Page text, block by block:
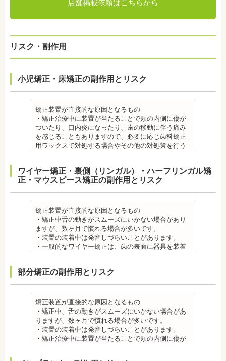
店舗掲載依頼はこちらから
リスク・副作用
小児矯正・床矯正の副作用とリスク
矯正装置が直接的な原因となるもの
・矯正治療中に装置が当たることで頬の内側に傷が
ついたり、口内炎になったり、歯の移動に伴う痛み
を感じることもありますので、必要に応じ歯科矯正
用ワックスで対処する場合やその他の対処策を行う
が、数ヶ月で慣れることが多いです。
・装置の装着中は発音しづらいことがあります。
・矯正装置を装着した直後や、ワイヤーを交換した
直後に痛みを感じることがありますが、数日でおさ
まる場合が多いです。また、冷たいものを飲んだと
きにしみる「知覚過敏」があらわれる場合がありま
すが、基本的には数日で改善されます。長期間痛む
場合は、歯科医師に相談しましょう。
金属アレルギー
は、皮膚科で行われているパッチテストなどをうけ
膜にアレルギー症状が起きた場合は、速やかに歯科
医師の指示を仰いでください。
抜歯・麻酔 ・矯正をしたい箇所に十分なスペースが
ない場合は、抜歯を必要とすることもあります。健
康上問題のない歯を抜歯する場合もあります。
・抜歯する場合は麻酔注射を行います。麻酔薬の中
ワイヤー矯正・裏側（リンガル）・ハーフリンガル矯
正・マウスピース矯正の副作用とリスク
矯正装置が直接的な原因となるもの
・矯正中舌の動きがスムーズにいかない場合があり
ますが、数ヶ月で慣れる場合が多いです。
・装置の装着中は発音しづらいことがあります。
・一般的なワイヤー矯正は、歯の表面に器具を装着
・矯正治療中に装置が当たることで頬の内側に傷が
ついたり、口内炎になったり、歯の移動に伴う痛み
を感じることもありますので、必要に応じワックス
で対処する場合やその他の対処策を行う場合があり
ます。
・矯正装置を装着した直後や、ワイヤーを交換した
直後に痛みを感じることがありますが、数日でおさ
まる場合が多いです。また、冷たいものを飲んだと
部分矯正の副作用とリスク
矯正装置が直接的な原因となるもの
・矯正中、舌の動きがスムーズにいかない場合があ
りますが、数ヶ月で慣れる場合が多いです。
・装置の装着中は発音しづらいことがあります。
・矯正治療中に装置が当たることで頬の内側に傷が